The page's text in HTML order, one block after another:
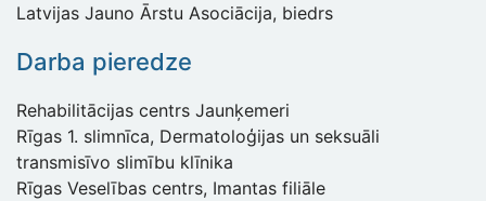
Latvijas Jauno Ārstu Asociācija, biedrs
Darba pieredze
Rehabilitācijas centrs Jaunķemeri
Rīgas 1. slimnīca, Dermatoloģijas un seksuāli
transmisīvo slimību klīnika
Rīgas Veselības centrs, Imantas filiāle